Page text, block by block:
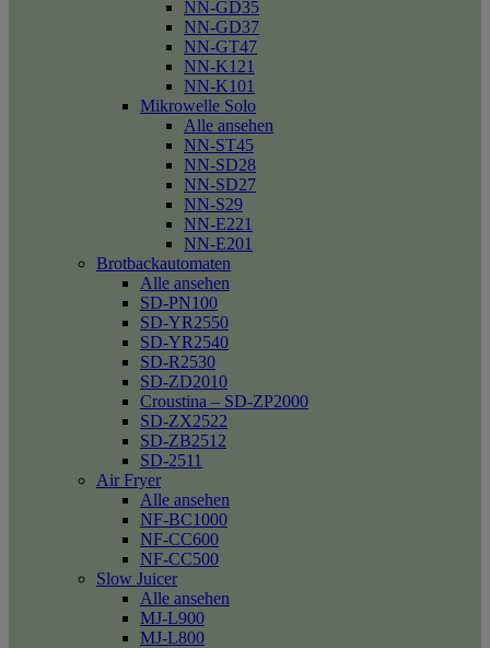
NN-GD35
NN-GD37
NN-GT47
NN-K121
NN-K101
Mikrowelle Solo
Alle ansehen
NN-ST45
NN-SD28
NN-SD27
NN-S29
NN-E221
NN-E201
Brotbackautomaten
Alle ansehen
SD-PN100
SD-YR2550
SD-YR2540
SD-R2530
SD-ZD2010
Croustina – SD-ZP2000
SD-ZX2522
SD-ZB2512
SD-2511
Air Fryer
Alle ansehen
NF-BC1000
NF-CC600
NF-CC500
Slow Juicer
Alle ansehen
MJ-L900
MJ-L800